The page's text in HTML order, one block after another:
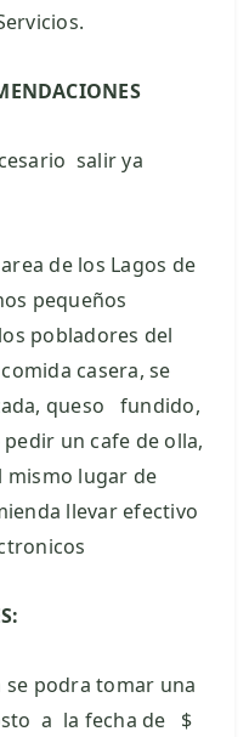
salir ya
de los Lagos de
pequeños
pobladores del
casera, se
queso fundido,
un cafe de olla,
mismo lugar de
llevar efectivo
se podra tomar una
a la fecha de $